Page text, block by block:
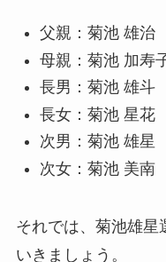
父親：菊池 雄治
母親：菊池 加寿
長男：菊池 雄斗
長女：菊池 星花
次男：菊池 雄星
次女：菊池 美南
それでは、菊池雄星
いきましょう。